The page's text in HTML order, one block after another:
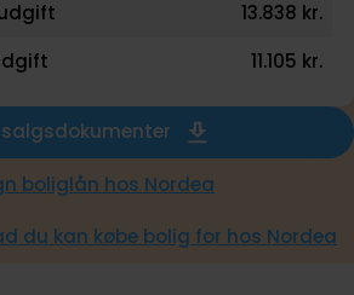
13.838 kr.
11.105 kr.
boliglån hos Nordea
du kan købe bolig for hos Nordea